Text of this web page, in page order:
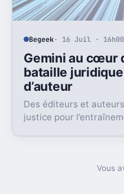
Begeek· 16 Juil · 16h00
Gemini au cœur
bataille
d’auteur
Des éditeurs et
justice pour
Vous